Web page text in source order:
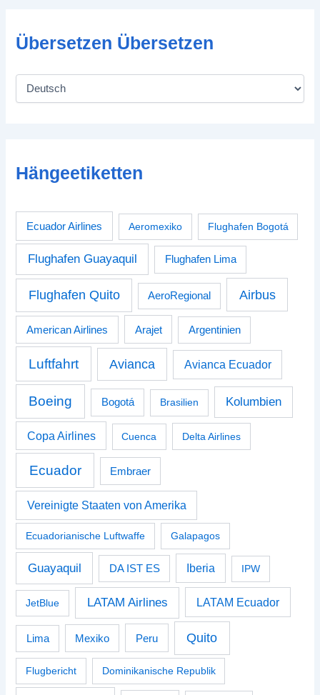
Übersetzen Übersetzen
Hängeetiketten
Ecuador Airlines Aeromexiko Flughafen Bogotá
Flughafen Guayaquil Flughafen Lima
Flughafen Quito AeroRegional Airbus
American Airlines Arajet Argentinien
Luftfahrt Avianca Avianca Ecuador
Boeing Bogotá Brasilien Kolumbien
Copa Airlines Cuenca Delta Airlines
Ecuador Embraer
Vereinigte Staaten von Amerika
Ecuadorianische Luftwaffe Galapagos
Guayaquil DA IST ES Iberia IPW
JetBlue LATAM Airlines LATAM Ecuador
Lima Mexiko Peru Quito
Flugbericht Dominikanische Republik